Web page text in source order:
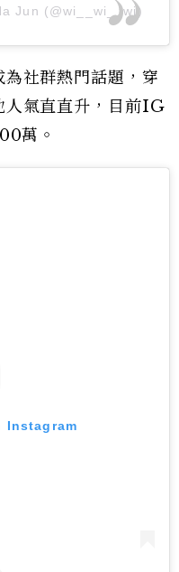
Ha Jun (@wi__wi__wi)
社群熱門話題，穿
人氣直直升，目前IG
萬。
Instagram